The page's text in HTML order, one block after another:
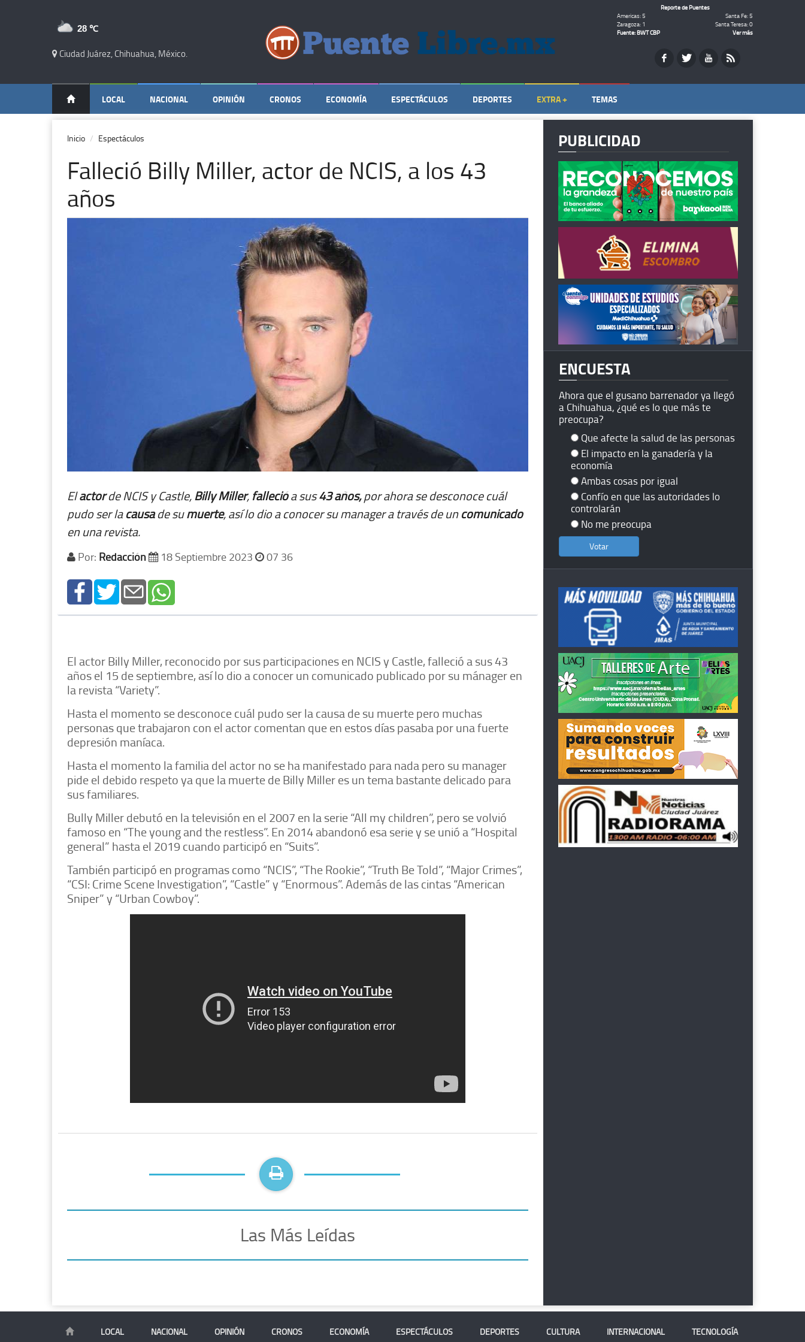
28 ℃
Ciudad Juárez, Chihuahua, México.
Reporte de Puentes
Americas: 5
Santa Fe: 5
Zaragoza: 1
Santa Teresa: 0
Fuente: BWT CBP
Ver más
LOCAL NACIONAL OPINIÓN CRONOS ECONOMÍA ESPECTÁCULOS DEPORTES EXTRA + TEMAS
Inicio Espectáculos
Falleció Billy Miller, actor de NCIS, a los 43
años
Elactorde NCIS y Castle,Billy Miller,fallecióa sus43 años,por ahora se desconoce cuál
pudo ser lacausade sumuerte, así lo dio a conocer su manager a través de uncomunicado
en una revista.
Por: Redacción 18 Septiembre 2023 07 36
El actor Billy Miller, reconocido por sus participaciones en NCIS y Castle, falleció a sus 43
años el 15 de septiembre, así lo dio a conocer un comunicado publicado por su mánager en
la revista “Variety”.
Hasta el momento se desconoce cuál pudo ser la causa de su muerte pero muchas
personas que trabajaron con el actor comentan que en estos días pasaba por una fuerte
depresión maníaca.
Hasta el momento la familia del actor no se ha manifestado para nada pero su manager
pide el debido respeto ya que la muerte de Billy Miller es un tema bastante delicado para
sus familiares.
Bully Miller debutó en la televisión en el 2007 en la serie “All my children”, pero se volvió
famoso en “The young and the restless”. En 2014 abandonó esa serie y se unió a “Hospital
general” hasta el 2019 cuando participó en “Suits”.
También participó en programas como “NCIS”, “The Rookie”, “Truth Be Told”, “Major Crimes”,
“CSI: Crime Scene Investigation”, “Castle” y “Enormous”. Además de las cintas “American
Sniper” y “Urban Cowboy”.
Las Más Leídas
PUBLICIDAD
ENCUESTA
Ahora que el gusano barrenador ya llegó
a Chihuahua, ¿qué es lo que más te
preocupa?
Que afecte la salud de las personas
El impacto en la ganadería y la
economía
Ambas cosas por igual
Confío en que las autoridades lo
controlarán
No me preocupa
LOCAL NACIONAL OPINIÓN CRONOS ECONOMÍA ESPECTÁCULOS DEPORTES CULTURA INTERNACIONAL TECNOLOGÍA